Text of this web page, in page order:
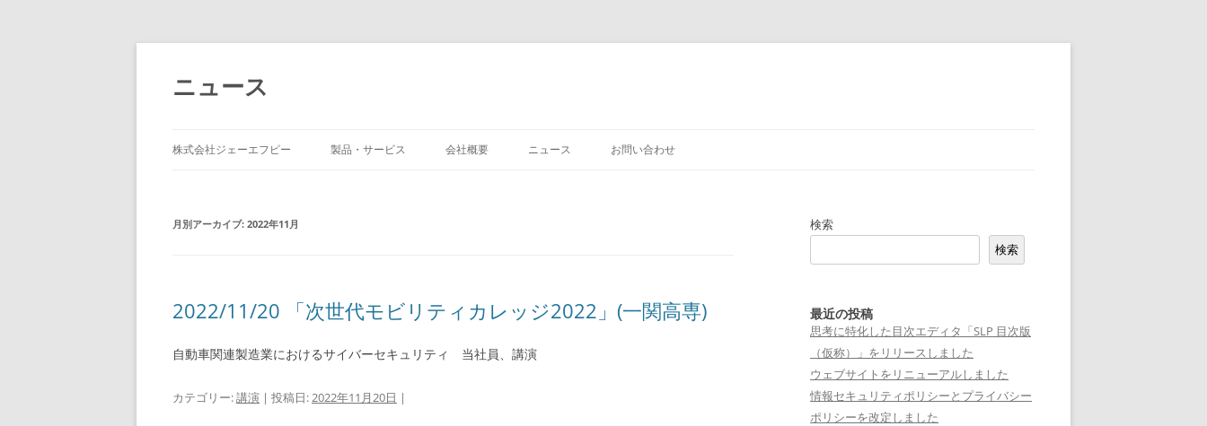
コ
ン
ツ
ッ
プ
ニュース
株式会社ジェーエフピー 製品・サービス 会社概要 ニュース お問い合わせ
月別アーカイブ: 2022年11月
2022/11/20 「次世代モビリティカレッジ2022」(一関高専)
自動車関連製造業におけるサイバーセキュリティ 当社員、講演
カテゴリー:講演 | 投稿日:2022年11月20日 |
検索
検索
最近の投稿
思考に特化した目次エディタ「SLP 目次版
（仮称）」をリリースしました
ウェブサイトをリニューアルしました
情報セキュリティポリシーとプライバシー
ポリシーを改定しました